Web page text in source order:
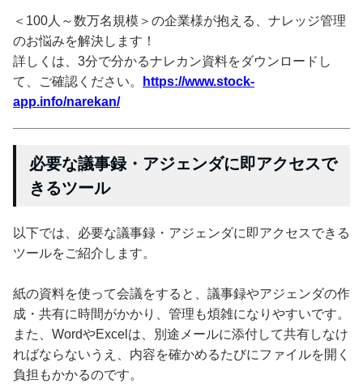
＜100人～数万名規模＞の企業様が抱える、ナレッジ管理
のお悩みを解決します！
詳しくは、3分で分かるナレカン資料をダウンロードし
て、ご確認ください。
https://www.stock-
app.info/narekan/
必要な議事録・アジェンダに即アクセスで
きるツール
以下では、必要な議事録・アジェンダに即アクセスできる
ツールをご紹介します。
紙の資料を使って会議をすると、議事録やアジェンダの作
成・共有に時間がかかり、管理も煩雑になりやすいです。
また、WordやExcelは、別途メールに添付して共有しなけ
ればならないうえ、内容を確かめるたびにファイルを開く
負担もかかるのです。